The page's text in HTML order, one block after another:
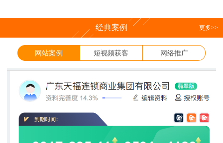
更多>>
经典案例
网站案例 短视频获客 网络推广